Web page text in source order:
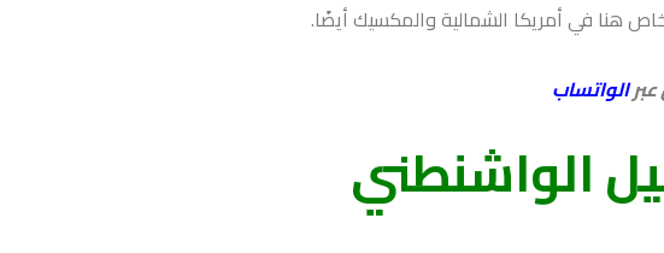
هنا في أمريكا الشمالية والمكسيك أيضًا.
عبرالواتساب
الواشنطني